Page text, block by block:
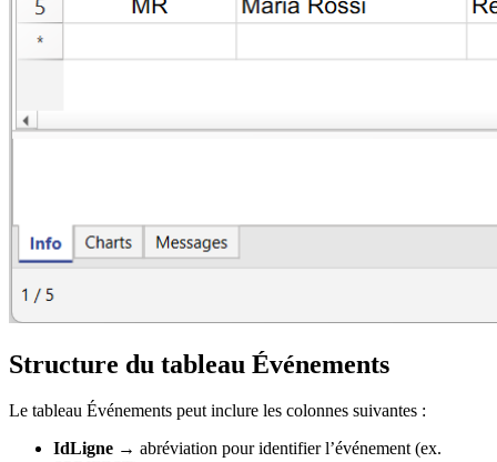
Structure du tableau Événements
Le tableau Événements peut inclure les colonnes suivantes :
IdLigne → abréviation pour identifier l’événement (ex.